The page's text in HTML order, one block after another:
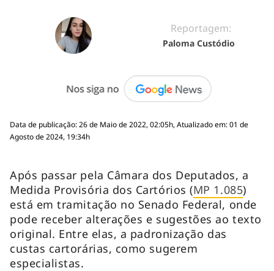
Reportagem:
Paloma Custódio
Data de publicação: 26 de Maio de 2022, 02:05h, Atualizado em: 01 de
Agosto de 2024, 19:34h
Após passar pela Câmara dos Deputados, a
Medida Provisória dos Cartórios (MP 1.085)
está em tramitação no Senado Federal, onde
pode receber alterações e sugestões ao texto
original. Entre elas, a padronização das
custas cartorárias, como sugerem
especialistas.